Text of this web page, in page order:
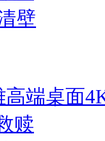
端桌面